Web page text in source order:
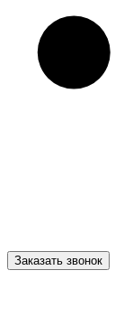
Заказать звонок